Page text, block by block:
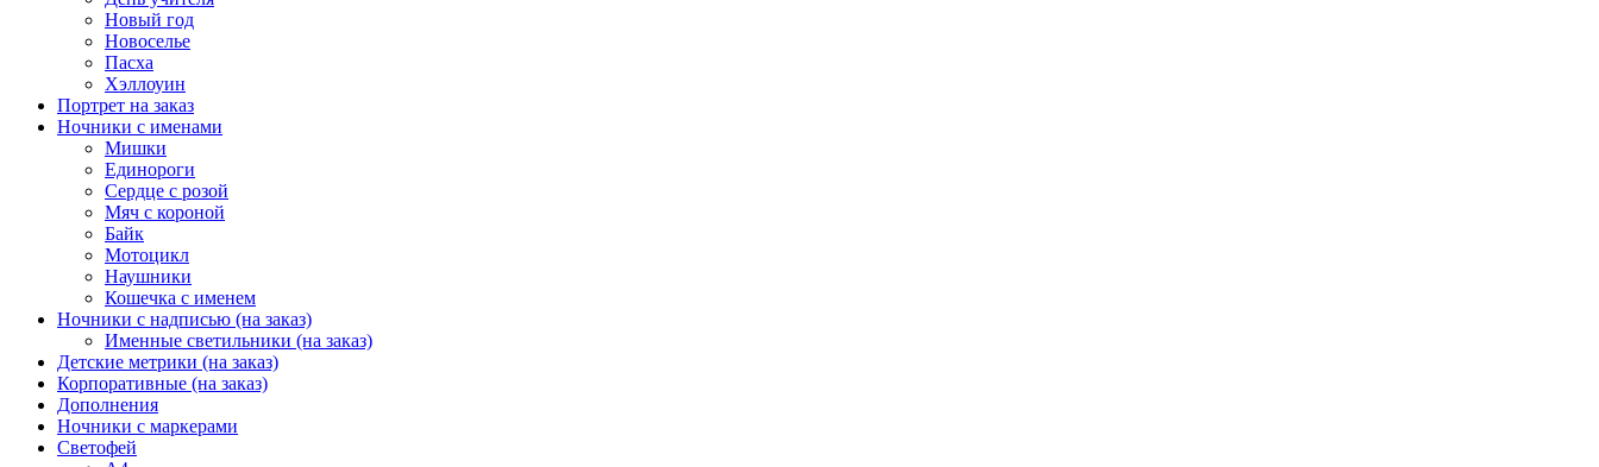
Новый год
Новоселье
Пасха
Хэллоуин
Портрет на заказ
Ночники с именами
Мишки
Единороги
Сердце с розой
Мяч с короной
Байк
Мотоцикл
Наушники
Кошечка с именем
Ночники с надписью (на заказ)
Именные светильники (на заказ)
Детские метрики (на заказ)
Корпоративные (на заказ)
Дополнения
Ночники с маркерами
Светофей